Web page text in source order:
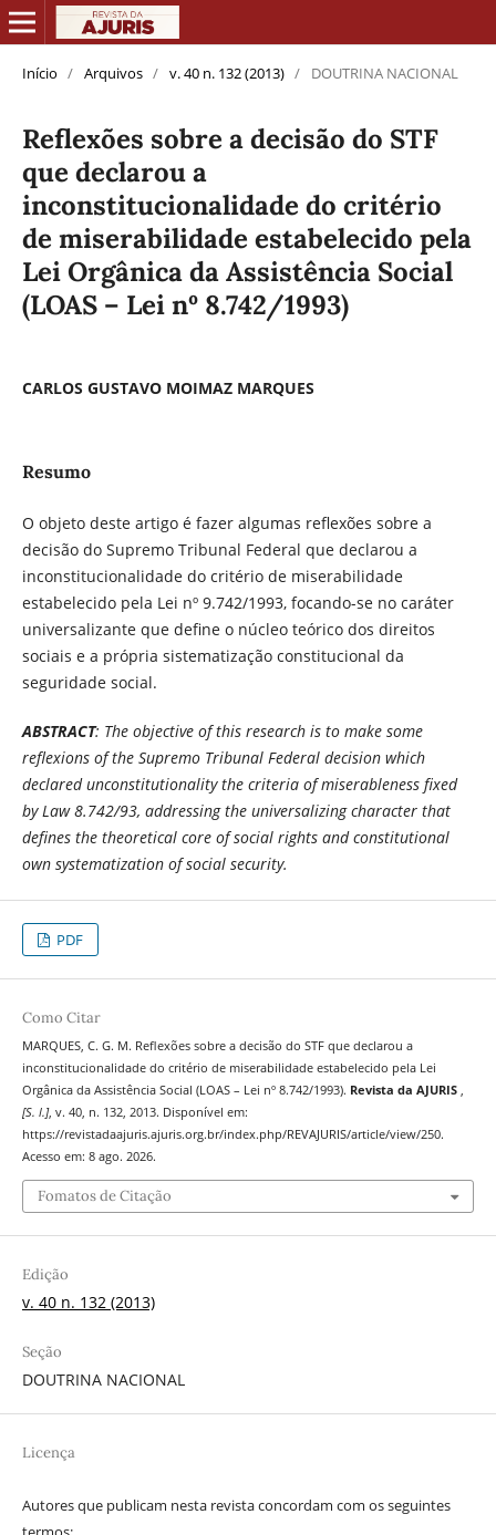
Início / Arquivos / v. 40 n. 132 (2013) / DOUTRINA NACIONAL
Reflexões sobre a decisão do STF
que declarou a
inconstitucionalidade do critério
de miserabilidade estabelecido pela
Lei Orgânica da Assistência Social
(LOAS – Lei nº 8.742/1993)
CARLOS GUSTAVO MOIMAZ MARQUES
Resumo
O objeto deste artigo é fazer algumas reflexões sobre a
decisão do Supremo Tribunal Federal que declarou a
inconstitucionalidade do critério de miserabilidade
estabelecido pela Lei nº 9.742/1993, focando-se no caráter
universalizante que define o núcleo teórico dos direitos
sociais e a própria sistematização constitucional da
seguridade social.
ABSTRACT: The objective of this research is to make some
reflexions of the Supremo Tribunal Federal decision which
declared unconstitutionality the criteria of miserableness fixed
by Law 8.742/93, addressing the universalizing character that
defines the theoretical core of social rights and constitutional
own systematization of social security.
PDF
Como Citar
MARQUES, C. G. M. Reflexões sobre a decisão do STF que declarou a
inconstitucionalidade do critério de miserabilidade estabelecido pela Lei
Orgânica da Assistência Social (LOAS – Lei nº 8.742/1993). Revista da AJURIS ,
[S. l.], v. 40, n. 132, 2013. Disponível em:
https://revistadaajuris.ajuris.org.br/index.php/REVAJURIS/article/view/250.
Acesso em: 8 ago. 2026.
Fomatos de Citação
Edição
v. 40 n. 132 (2013)
Seção
DOUTRINA NACIONAL
Licença
Autores que publicam nesta revista concordam com os seguintes